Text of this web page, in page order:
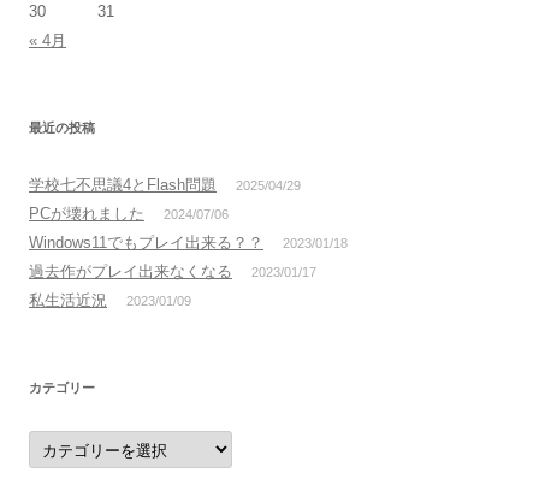
30
31
« 4月
最近の投稿
学校七不思議4とFlash問題 2025/04/29
PCが壊れました 2024/07/06
Windows11でもプレイ出来る？？ 2023/01/18
過去作がプレイ出来なくなる 2023/01/17
私生活近況 2023/01/09
カテゴリー
カ
テ
ゴ